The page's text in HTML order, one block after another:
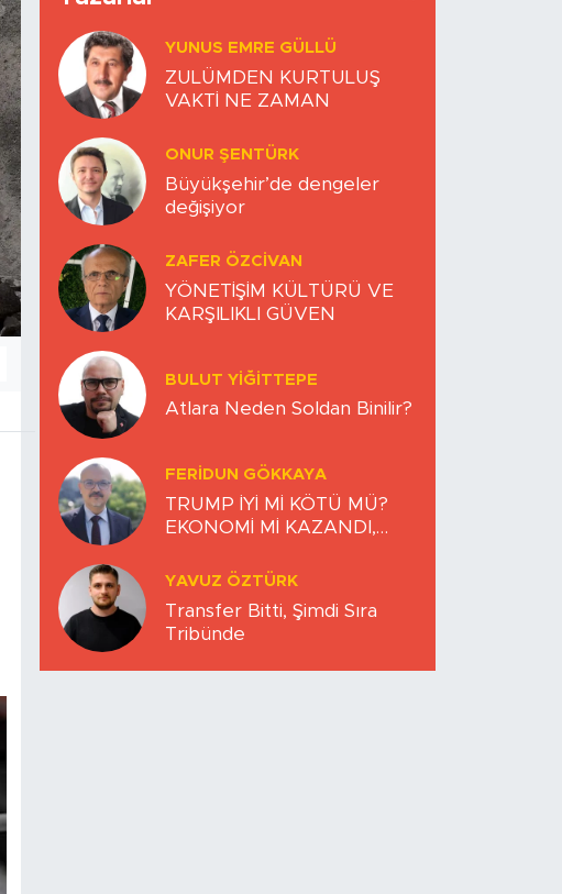
YUNUS EMRE GÜLLÜ
ZULÜMDEN KURTULUŞ
VAKTİ NE ZAMAN
ONUR ŞENTÜRK
Büyükşehir’de dengeler
değişiyor
ZAFER ÖZCIVAN
YÖNETİŞİM KÜLTÜRÜ VE
KARŞILIKLI GÜVEN
BULUT YİĞİTTEPE
Atlara Neden Soldan Binilir?
FERIDUN GÖKKAYA
TRUMP İYİ Mİ KÖTÜ MÜ?
EKONOMİ Mİ KAZANDI,
YAVUZ ÖZTÜRK
Transfer Bitti, Şimdi Sıra
Tribünde